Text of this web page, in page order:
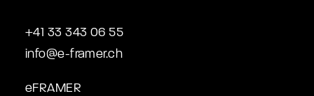
+41 33 343 06 55
info@e-framer.ch
eFRAMER